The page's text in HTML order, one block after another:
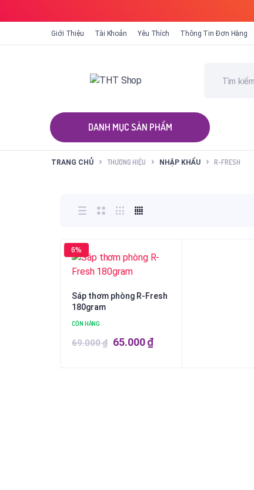
Giới Thiệu Tài Khoản Yêu Thích Thông Tin Đơn Hàng
ALL CATEGORIES
TRANG CHỦ THƯƠNG HIỆU NHẬP KHẨU R-FRESH
6%
Sáp thơm phòng R-Fresh
180gram
CÒN HÀNG
69.000₫ Giá
65.000₫Giá